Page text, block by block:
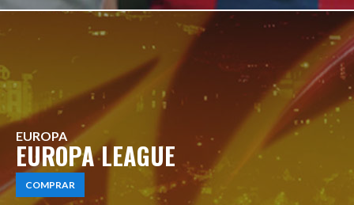
EUROPA
EUROPA LEAGUE
COMPRAR